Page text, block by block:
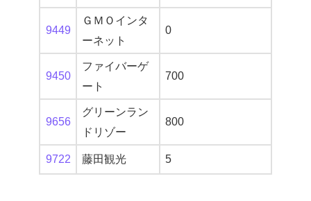
9449
ＧＭＯインタ
ーネット
0
9450
ファイバーゲ
ート
700
9656
グリーンラン
ドリゾー
800
9722 藤田観光 5